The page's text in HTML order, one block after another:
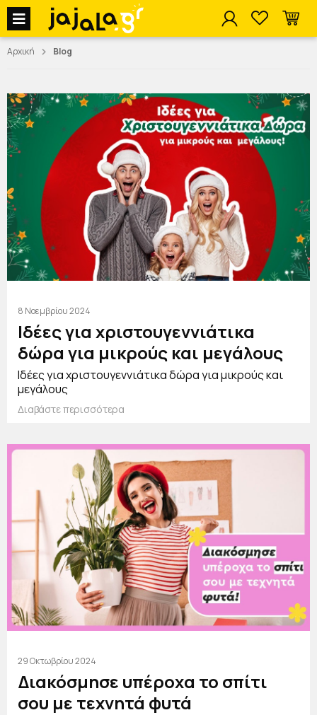
jajala Menu
Αρχική Blog
8 Νοεμβρίου 2024
Ιδέες για χριστουγεννιάτικα
δώρα για μικρούς και μεγάλους
Ιδέες για χριστουγεννιάτικα δώρα για μικρούς και
μεγάλους
Διαβάστε περισσότερα
29 Οκτωβρίου 2024
Διακόσμησε υπέροχα το σπίτι
σου με τεχνητά φυτά